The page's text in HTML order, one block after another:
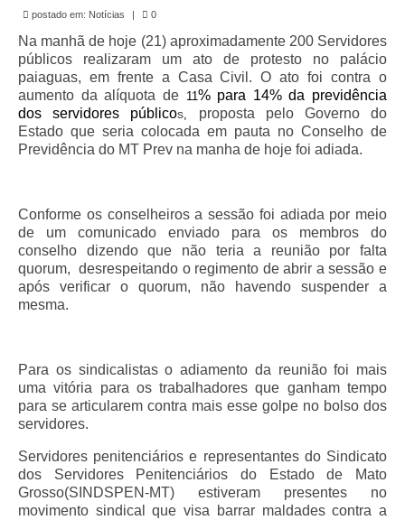
Tabela Salarial do Sistema Penitenciário
Serviços prestados pelo Sindicato dos
Servidores Penitenciários de Mato Grosso
Filie-se
Esportes
Nota de Falecimento
Convênios
Fale Conosco
Permutas Disponíveis
Área do Filiado
postado em: Notícias | 0
Na manhã de hoje (21) aproximadamente 200 Servidores
públicos realizaram um ato de protesto no palácio
paiaguas, em frente a Casa Civil. O ato foi contra o
aumento da alíquota de 11% para 14% da previdência
dos servidores públicos, proposta pelo Governo do
Estado que seria colocada em pauta no Conselho de
Previdência do MT Prev na manha de hoje foi adiada.
Conforme os conselheiros a sessão foi adiada por meio
de um comunicado enviado para os membros do
conselho dizendo que não teria a reunião por falta
quorum, desrespeitando o regimento de abrir a sessão e
após verificar o quorum, não havendo suspender a
mesma.
Para os sindicalistas o adiamento da reunião foi mais
uma vitória para os trabalhadores que ganham tempo
para se articularem contra mais esse golpe no bolso dos
servidores.
Servidores penitenciários e representantes do Sindicato
dos Servidores Penitenciários do Estado de Mato
Grosso(SINDSPEN-MT) estiveram presentes no
movimento sindical que visa barrar maldades contra a